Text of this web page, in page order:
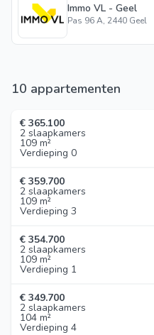
Immo VL - Geel
Pas 96 A, 2440 Geel
10 appartementen
€ 365.100
2 slaapkamers
109 m²
Verdieping 0
€ 359.700
2 slaapkamers
109 m²
Verdieping 3
€ 354.700
2 slaapkamers
109 m²
Verdieping 1
€ 349.700
2 slaapkamers
104 m²
Verdieping 4